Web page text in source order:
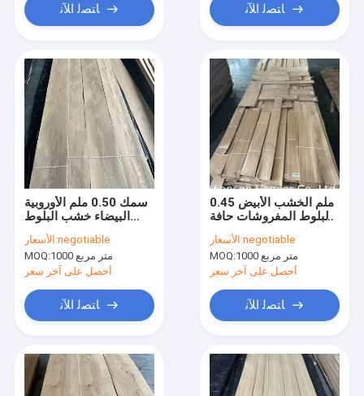
ﺎﺘﺼﻟ ﺍﻶﻧ ﺎﺘﺼﻟ ﺍﻶﻧ
سمك 0.50 ملم الأوروبية
البيضاء خشب البلوط
القشرة درجة D عقدة
البلوط العشوائي
الأسعار:negotiable
MOQ:
1000 متر مربع
أحصل على آخر سعر
ﺎﺘﺼﻟ ﺍﻶﻧ
0.45 ملم الخشب الأبيض
البلوط المفروشات حافة
الأسعار:negotiable
MOQ:
1000 متر مربع
أحصل على آخر سعر
ﺎﺘﺼﻟ ﺍﻶﻧ